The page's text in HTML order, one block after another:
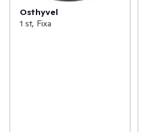
Osthyvel
1 st, Fixa